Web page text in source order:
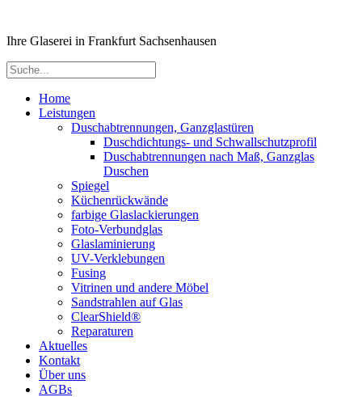
Ihre Glaserei in Frankfurt Sachsenhausen
Home
Leistungen
Duschabtrennungen, Ganzglastüren
Duschdichtungs- und Schwallschutzprofil
Duschabtrennungen nach Maß, Ganzglas
Duschen
Spiegel
Küchenrückwände
farbige Glaslackierungen
Foto-Verbundglas
Glaslaminierung
UV-Verklebungen
Fusing
Vitrinen und andere Möbel
Sandstrahlen auf Glas
ClearShield®
Reparaturen
Aktuelles
Kontakt
Über uns
AGBs